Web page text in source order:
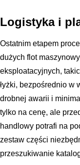
Logistyka i
Ostatnim etapem
dużych flot
eksploatacyjnych,
łyżki, bezpośrednio w
drobnej awarii i
tylko na cenę, ale
handlowy potrafi na
zestaw części
przeszukiwanie